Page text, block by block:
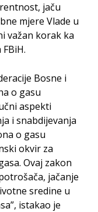
jaču
mjere Vlade u
važan korak ka
Bosne i
o gasu
aspekti
i snabdijevanja
o gasu
okvir za
Ovaj zakon
jačanje
sredine u
istakao je